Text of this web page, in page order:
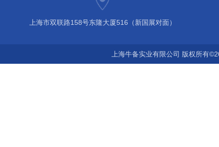
上海市双联路158号东隆大厦516（新国展对面）
上海牛备实业有限公司 版权所有